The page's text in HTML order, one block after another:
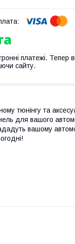
платежі. Тепер
сайту.
тюнінгу та
для вашого
вашому